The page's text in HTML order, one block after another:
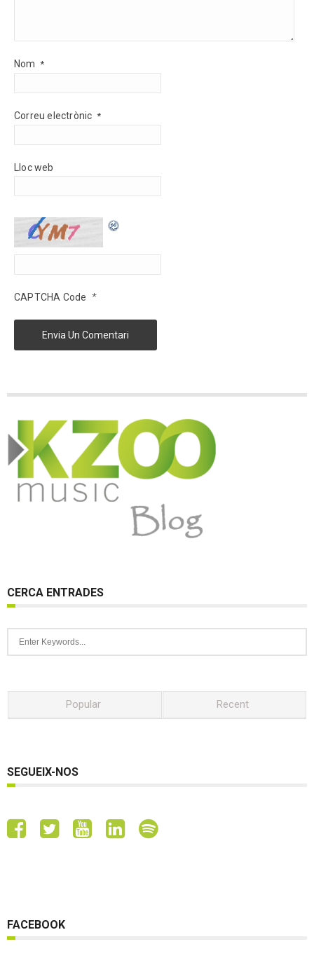
Nom *
Correu electrònic *
Lloc web
CAPTCHA Code *
CERCA ENTRADES
Popular Recent
SEGUEIX-NOS
FACEBOOK